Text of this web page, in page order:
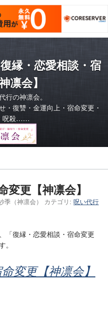
縁・恋愛相談・宿
凛会】
行の神凛会。
・復讐・金運向上・宿命変更・
呪殺……
変更【神凛会】
季（神凛会） カテゴリ: 呪い代行
「復縁・恋愛相談・宿命変更
変更【神凛会】